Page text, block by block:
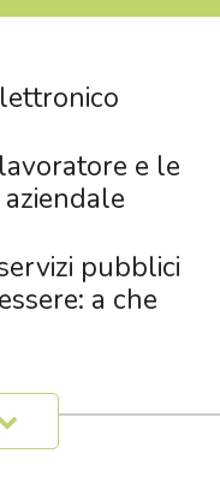
e le
pubblici
a che